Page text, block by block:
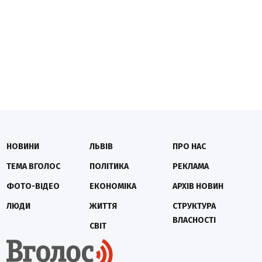
НОВИНИ
ТЕМА ВГОЛОС
ФОТО-ВІДЕО
ЛЮДИ
ЛЬВІВ
ПОЛІТИКА
ЕКОНОМІКА
ЖИТТЯ
СВІТ
ПРО НАС
РЕКЛАМА
АРХІВ НОВИН
СТРУКТУРА
ВЛАСНОСТІ